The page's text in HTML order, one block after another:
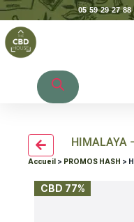
05 59 29 27 88
HIMALAYA
Accueil > PROMOS HASH >
CBD 77%